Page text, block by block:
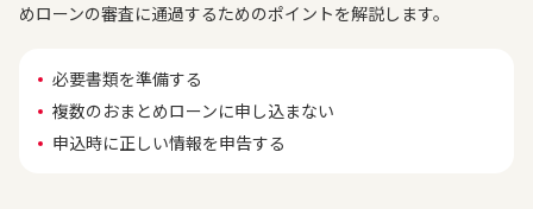
めローンの審査に通過するためのポイントを解説します。
必要書類を準備する
複数のおまとめローンに申し込まない
申込時に正しい情報を申告する